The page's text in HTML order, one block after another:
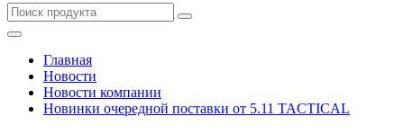
Главная
Новости
Новости компании
Новинки очередной поставки от 5.11 TACTICAL